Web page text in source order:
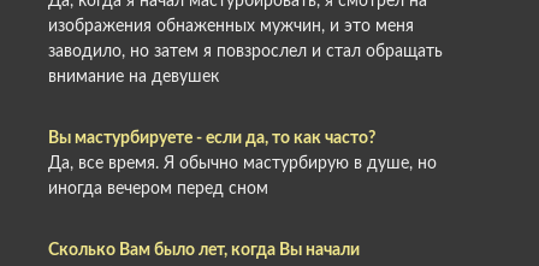
изображения обнаженных мужчин, и это меня
заводило, но затем я повзрослел и стал обращать
внимание на девушек
Вы мастурбируете - если да, то как часто?
Да, все время. Я обычно мастурбирую в душе, но
иногда вечером перед сном
Сколько Вам было лет, когда Вы начали